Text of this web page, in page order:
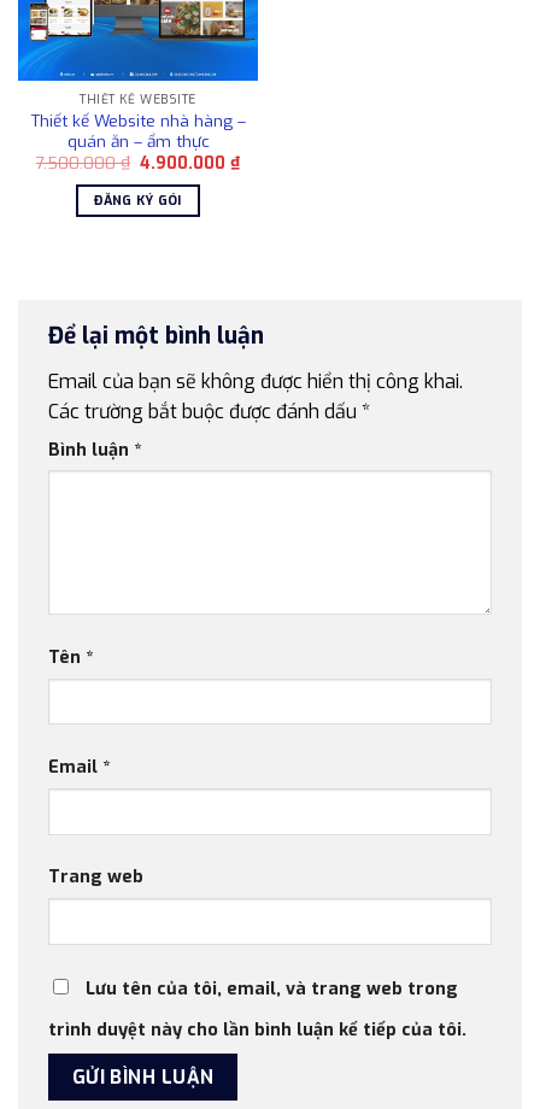
THIẾT KẾ WEBSITE
Thiết kế Website nhà hàng –
quán ăn – ẩm thực
7.500.000₫ Giá
là:
7.500.000 ₫.
4.900.000₫Giá
hiện
ĐĂNG KÝ GÓI
Để lại một bình luận
Email của bạn sẽ không được hiển thị công khai.
Các trường bắt buộc được đánh dấu *
Bình luận *
Tên *
Email *
Trang web
Lưu tên của tôi, email, và trang web trong
trình duyệt này cho lần bình luận kế tiếp của tôi.